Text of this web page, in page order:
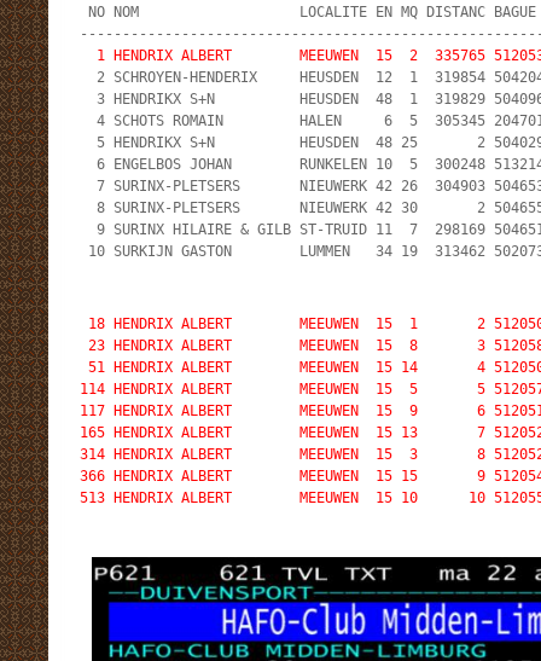
NO NOM                   LOCALITE EN MQ DISTANC BAGUE
1 HENDRIX ALBERT        MEEUWEN  15  2  335765
2 SCHROYEN-HENDERIX     HEUSDEN  12  1  319854
3 HENDRIKX S+N          HEUSDEN  48  1  319829
4 SCHOTS ROMAIN         HALEN     6  5  305345
5 HENDRIKX S+N          HEUSDEN  48 25       2
6 ENGELBOS JOHAN        RUNKELEN 10  5  300248
7 SURINX-PLETSERS       NIEUWERK 42 26  304903
8 SURINX-PLETSERS       NIEUWERK 42 30       2
9 SURINX HILAIRE & GILB ST-TRUID 11  7  298169
10 SURKIJN GASTON        LUMMEN   34 19  313462
18 HENDRIX ALBERT        MEEUWEN  15  1       2
23 HENDRIX ALBERT        MEEUWEN  15  8       3
51 HENDRIX ALBERT        MEEUWEN  15 14       4
114 HENDRIX ALBERT        MEEUWEN  15  5       5
117 HENDRIX ALBERT        MEEUWEN  15  9       6
165 HENDRIX ALBERT        MEEUWEN  15 13       7
314 HENDRIX ALBERT        MEEUWEN  15  3       8
366 HENDRIX ALBERT        MEEUWEN  15 15       9
513 HENDRIX ALBERT        MEEUWEN  15 10      10